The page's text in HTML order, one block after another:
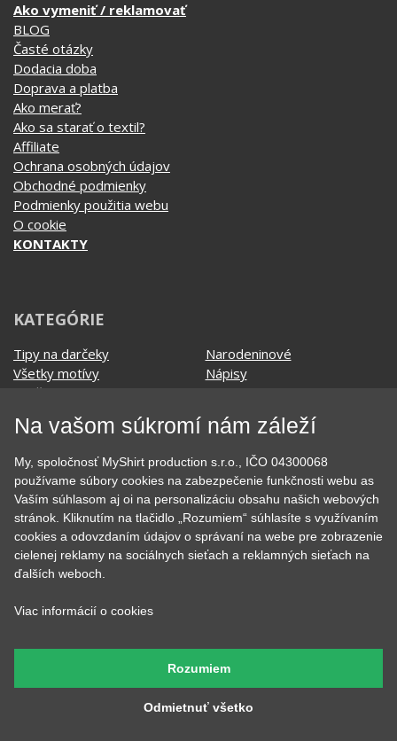
Ako vymeniť / reklamovať
BLOG
Časté otázky
Dodacia doba
Doprava a platba
Ako merať?
Ako sa starať o textil?
Affiliate
Ochrana osobných údajov
Obchodné podmienky
Podmienky použitia webu
O cookie
KONTAKTY
KATEGÓRIE
Tipy na darčeky
Všetky motívy
Darčekové poukazy
Auto - Moto
Hrnčeky
EKG - moje srdce bije
Evolúcia
Film a Seriál
Geek
Hobby
Hudobné
Kvetiny
Narodeninové
Nápisy
Pre kamarátky a kamarátov
Rodinné
Športy
Školské
Tehotenské tričká
Vianoce a Veľká noc
Vojenské
Na vašom súkromí nám záleží
My, spoločnosť MyShirt production s.r.o., IČO 04300068
používame súbory cookies na zabezpečenie funkčnosti webu as
Vaším súhlasom aj oi na personalizáciu obsahu našich webových
stránok. Kliknutím na tlačidlo „Rozumiem“ súhlasíte s využívaním
cookies a odovzdaním údajov o správaní na webe pre zobrazenie
cielenej reklamy na sociálnych sieťach a reklamných sieťach na
ďalších weboch.
Viac informácií o cookies
Odmietnuť všetko
Rozumiem